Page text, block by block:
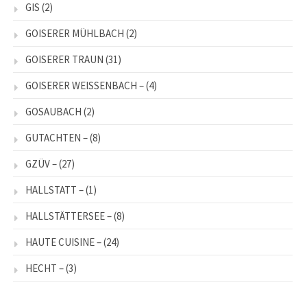
GIS (2)
GOISERER MÜHLBACH (2)
GOISERER TRAUN (31)
GOISERER WEISSENBACH –(4)
GOSAUBACH (2)
GUTACHTEN –(8)
GZÜV –(27)
HALLSTATT –(1)
HALLSTÄTTERSEE –(8)
HAUTE CUISINE –(24)
HECHT –(3)